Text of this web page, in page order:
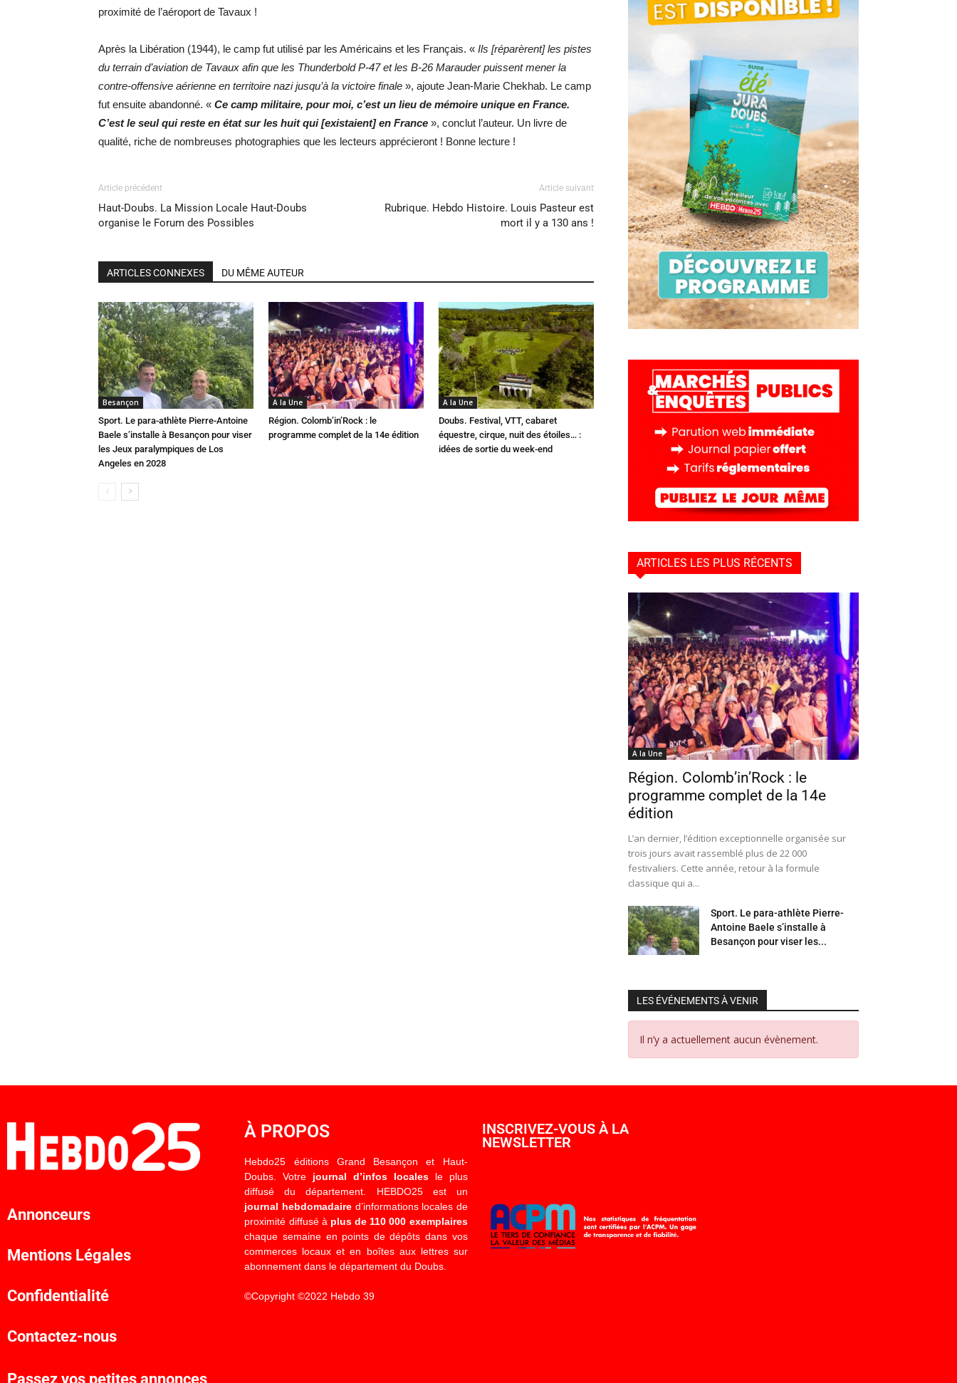
proximité de l’aéroport de Tavaux !
Après la Libération (1944), le camp fut utilisé par les Américains et les Français. « Ils [réparèrent] les pistes
du terrain d’aviation de Tavaux afin que les Thunderbold P-47 et les B-26 Marauder puissent mener la
contre-offensive aérienne en territoire nazi jusqu’à la victoire finale », ajoute Jean-Marie Chekhab. Le camp
fut ensuite abandonné. « Ce camp militaire, pour moi, c’est un lieu de mémoire unique en France.
C’est le seul qui reste en état sur les huit qui [existaient] en France », conclut l’auteur. Un livre de
qualité, riche de nombreuses photographies que les lecteurs apprécieront ! Bonne lecture !
Article précédent
Haut-Doubs. La Mission Locale Haut-Doubs
organise le Forum des Possibles
Article suivant
Rubrique. Hebdo Histoire. Louis Pasteur est
mort il y a 130 ans !
ARTICLES CONNEXES DU MÊME AUTEUR
Besançon
Sport. Le para-athlète Pierre-Antoine
Baele s’installe à Besançon pour viser
les Jeux paralympiques de Los
Angeles en 2028
A la Une
Région. Colomb’in’Rock : le
programme complet de la 14e édition
A la Une
Doubs. Festival, VTT, cabaret
équestre, cirque, nuit des étoiles… :
idées de sortie du week-end
ARTICLES LES PLUS RÉCENTS
A la Une
Région. Colomb’in’Rock : le
programme complet de la 14e
édition
L’an dernier, l’édition exceptionnelle organisée sur
trois jours avait rassemblé plus de 22 000
festivaliers. Cette année, retour à la formule
classique qui a...
Sport. Le para-athlète Pierre-
Antoine Baele s’installe à
Besançon pour viser les...
LES ÉVÉNEMENTS À VENIR
Il n’y a actuellement aucun évènement.
Annonceurs
Mentions Légales
Confidentialité
Contactez-nous
Passez vos petites annonces
À PROPOS
Hebdo25 éditions Grand Besançon et Haut-
Doubs. Votre journal d’infos localesle plus
diffusé du département. HEBDO25 est un
journal hebdomadaired’informations locales de
proximité diffusé à plus de 110 000 exemplaires
chaque semaine en points de dépôts dans vos
commerces locaux et en boîtes aux lettres sur
abonnement dans le département du Doubs.
©Copyright ©2022 Hebdo 39
INSCRIVEZ-VOUS À LA
NEWSLETTER